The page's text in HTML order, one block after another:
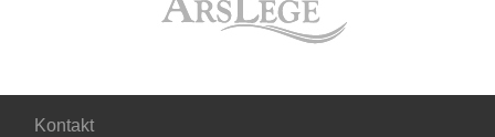
Kontakt